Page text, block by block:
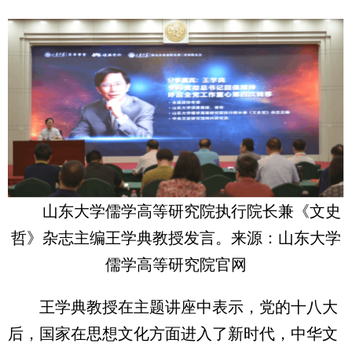
山东大学儒学高等研究院执行院长兼《文史
哲》杂志主编王学典教授发言。来源：山东大学
儒学高等研究院官网
王学典教授在主题讲座中表示，党的十八大
后，国家在思想文化方面进入了新时代，中华文